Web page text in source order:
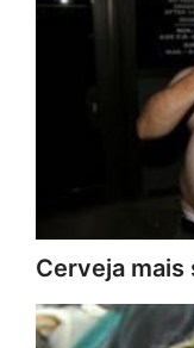
Cerveja mais